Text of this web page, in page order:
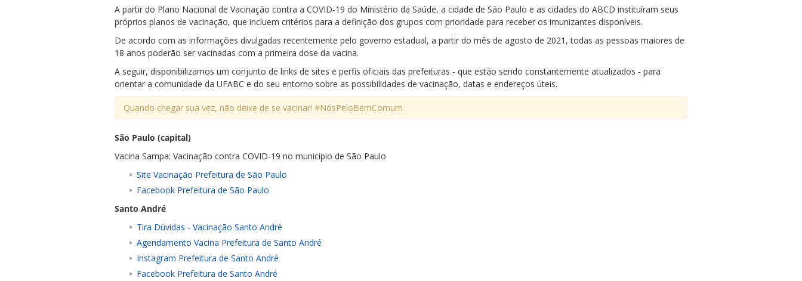
A partir do Plano Nacional de Vacinação contra a COVID-19 do Ministério da Saúde, a cidade de São Paulo e as cidades do ABCD instituíram seus
próprios planos de vacinação, que incluem critérios para a definição dos grupos com prioridade para receber os imunizantes disponíveis.
De acordo com as informações divulgadas recentemente pelo governo estadual, a partir do mês de agosto de 2021, todas as pessoas maiores de
18 anos poderão ser vacinadas com a primeira dose da vacina.
A seguir, disponibilizamos um conjunto de links de sites e perfis oficiais das prefeituras - que estão sendo constantemente atualizados - para
orientar a comunidade da UFABC e do seu entorno sobre as possibilidades de vacinação, datas e endereços úteis.
Quando chegar sua vez, não deixe de se vacinar! #NósPeloBemComum
São Paulo (capital)
Vacina Sampa: Vacinação contra COVID-19 no município de São Paulo
Site Vacinação Prefeitura de São Paulo
Facebook Prefeitura de São Paulo
Santo André
Tira Dúvidas - Vacinação Santo André
Agendamento Vacina Prefeitura de Santo André
Instagram Prefeitura de Santo André
Facebook Prefeitura de Santo André